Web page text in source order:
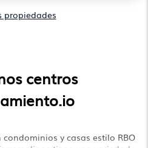
propiedades
centros
y casas estilo RBO